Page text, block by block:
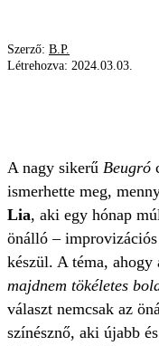
Szerző: B.P.
Létrehozva: 2024.03.03.
A nagy sikerű Beugró
ismerhette meg,
Lia, aki egy hónap
önálló –
készül. A téma,
majdnem tökéletes
választ nemcsak az
színésznő, aki újabb